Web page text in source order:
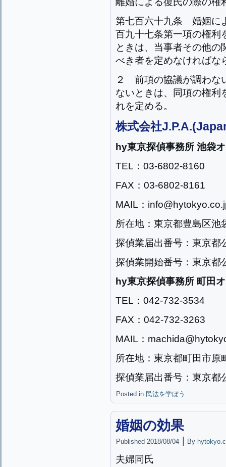
第七百六十九条 婚姻に
百九十七条第一項の権利
ときは、当事者その他
べき者を定めなければな
２ 前項の協議が調わな
ないときは、同項の権利
れを定める。
株式会社
hy東京探偵事務所 池袋
TEL：03-6802-8160
FAX：03-6802-8161
MAIL：
所在地：東京都豊島区池
探偵業届出番号：東京
探偵業開始番号：東京
hy東京探偵事務所 町田
TEL：042-732-3534
FAX：042-732-3263
MAIL：
所在地：東京都町田市原
探偵業届出番号：東京
Posted in 民法を学ぼう
婚姻の効果
Published 2018/08/04 | By
夫婦同氏